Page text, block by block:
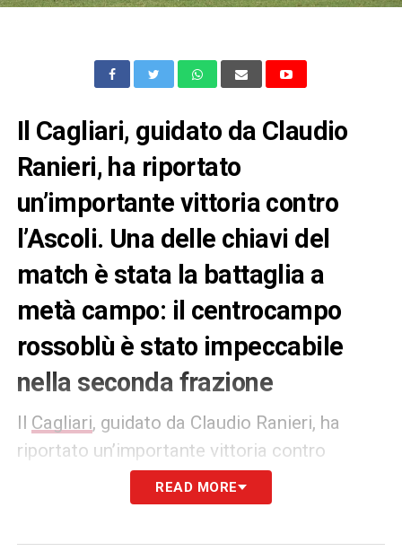
Il Cagliari, guidato da Claudio
Ranieri, ha riportato
un’importante vittoria contro
l’Ascoli. Una delle chiavi del
match è stata la battaglia a
metà campo: il centrocampo
rossoblù è stato impeccabile
nella seconda frazione
Il Cagliari, guidato da Claudio Ranieri, ha
riportato un’importante vittoria contro
. Una delle chiavi del match è stata la
metà campo: ilcentrocampo
READ MORE